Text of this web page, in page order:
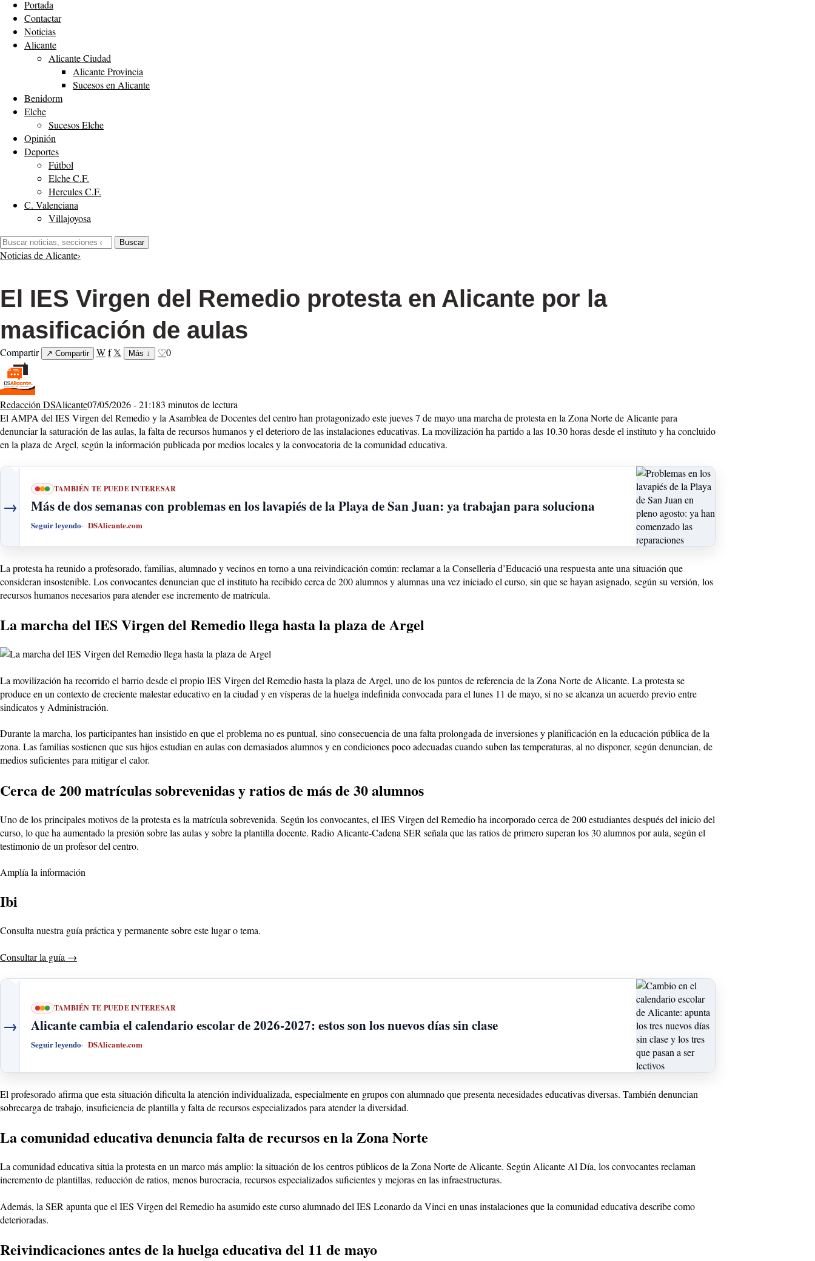
Portada
Contactar
Noticias
Alicante
Alicante Ciudad
Alicante Provincia
Sucesos en Alicante
Benidorm
Elche
Sucesos Elche
Opinión
Deportes
Fútbol
Elche C.F.
Hercules C.F.
C. Valenciana
Villajoyosa
Buscar:
Buscar
Noticias de Alicante›
El IES Virgen del Remedio protesta en Alicante por la
masificación de aulas
Compartir ↗ Compartir Wf 𝕏 Más ↓ ♡0
Redacción DSAlicante07/05/2026 - 21:183 minutos de lectura
El AMPA del IES Virgen del Remedio y la Asamblea de Docentes del centro han protagonizado este jueves 7 de mayo una marcha de protesta en la Zona Norte de Alicante para
denunciar la saturación de las aulas, la falta de recursos humanos y el deterioro de las instalaciones educativas. La movilización ha partido a las 10.30 horas desde el instituto y ha concluido
en la plaza de Argel, según la información publicada por medios locales y la convocatoria de la comunidad educativa.
→
TAMBIÉN TE PUEDE INTERESAR
Más de dos semanas con problemas en los lavapiés de la Playa de San Juan: ya trabajan para soluciona
Seguir leyendo DSAlicante.com
La protesta ha reunido a profesorado, familias, alumnado y vecinos en torno a una reivindicación común: reclamar a la Conselleria d’Educació una respuesta ante una situación que
consideran insostenible. Los convocantes denuncian que el instituto ha recibido cerca de 200 alumnos y alumnas una vez iniciado el curso, sin que se hayan asignado, según su versión, los
recursos humanos necesarios para atender ese incremento de matrícula.
La marcha del IES Virgen del Remedio llega hasta la plaza de Argel
La movilización ha recorrido el barrio desde el propio IES Virgen del Remedio hasta la plaza de Argel, uno de los puntos de referencia de la Zona Norte de Alicante. La protesta se
produce en un contexto de creciente malestar educativo en la ciudad y en vísperas de la huelga indefinida convocada para el lunes 11 de mayo, si no se alcanza un acuerdo previo entre
sindicatos y Administración.
Durante la marcha, los participantes han insistido en que el problema no es puntual, sino consecuencia de una falta prolongada de inversiones y planificación en la educación pública de la
zona. Las familias sostienen que sus hijos estudian en aulas con demasiados alumnos y en condiciones poco adecuadas cuando suben las temperaturas, al no disponer, según denuncian, de
medios suficientes para mitigar el calor.
Cerca de 200 matrículas sobrevenidas y ratios de más de 30 alumnos
Uno de los principales motivos de la protesta es la matrícula sobrevenida. Según los convocantes, el IES Virgen del Remedio ha incorporado cerca de 200 estudiantes después del inicio del
curso, lo que ha aumentado la presión sobre las aulas y sobre la plantilla docente. Radio Alicante-Cadena SER señala que las ratios de primero superan los 30 alumnos por aula, según el
testimonio de un profesor del centro.
Amplía la información
Ibi
Consulta nuestra guía práctica y permanente sobre este lugar o tema.
Consultar la guía →
→
TAMBIÉN TE PUEDE INTERESAR
Alicante cambia el calendario escolar de 2026-2027: estos son los nuevos días sin clase
Seguir leyendo DSAlicante.com
El profesorado afirma que esta situación dificulta la atención individualizada, especialmente en grupos con alumnado que presenta necesidades educativas diversas. También denuncian
sobrecarga de trabajo, insuficiencia de plantilla y falta de recursos especializados para atender la diversidad.
La comunidad educativa denuncia falta de recursos en la Zona Norte
La comunidad educativa sitúa la protesta en un marco más amplio: la situación de los centros públicos de la Zona Norte de Alicante. Según Alicante Al Día, los convocantes reclaman
incremento de plantillas, reducción de ratios, menos burocracia, recursos especializados suficientes y mejoras en las infraestructuras.
Además, la SER apunta que el IES Virgen del Remedio ha asumido este curso alumnado del IES Leonardo da Vinci en unas instalaciones que la comunidad educativa describe como
deterioradas.
Reivindicaciones antes de la huelga educativa del 11 de mayo